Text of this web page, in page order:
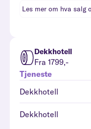
Les mer om hva salg
Dekkhotell
Fra 1799,-
Tjeneste
Dekkhotell
Dekkhotell